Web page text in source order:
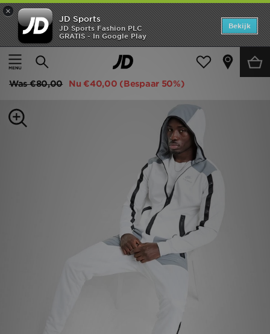
×
JD Sports
JD Sports Fashion PLC
GRATIS - In Google Play
Bekijk
Thuis
Heren Herenkleding Joggingbroeken
Nike Air Max Poly Track Pants
Was€80,00 Nu €40,00 (Bespaar 50%)
Home
Offers
Dames